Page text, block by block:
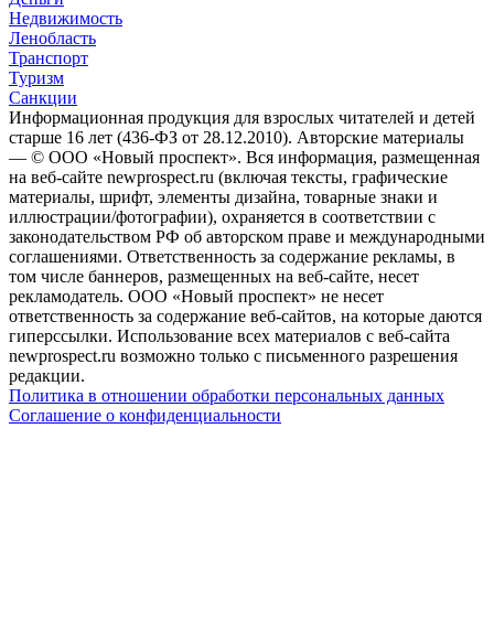
Недвижимость
Ленобласть
Транспорт
Туризм
Санкции
Информационная продукция для взрослых читателей и детей
старше 16 лет (436-ФЗ от 28.12.2010). Авторские материалы
— © ООО «Новый проспект». Вся информация, размещенная
на веб-сайте newprospect.ru (включая тексты, графические
материалы, шрифт, элементы дизайна, товарные знаки и
иллюстрации/фотографии), охраняется в соответствии с
законодательством РФ об авторском праве и международными
соглашениями. Ответственность за содержание рекламы, в
том числе баннеров, размещенных на веб-сайте, несет
рекламодатель. ООО «Новый проспект» не несет
ответственность за содержание веб-сайтов, на которые даются
гиперссылки. Использование всех материалов с веб-сайта
newprospect.ru возможно только с письменного разрешения
редакции.
Политика в отношении обработки персональных данных
Соглашение о конфиденциальности